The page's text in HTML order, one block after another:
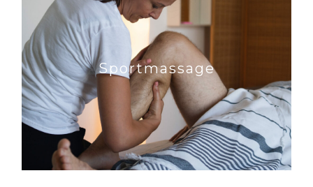
Sportmassage